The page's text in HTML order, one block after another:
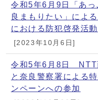
令和5年6月9日「あっ
良まもりたい」によ
における防犯啓発活動
[2023年10月6日]
令和5年6月8日 NTT
と奈良警察署による
ンペーンへの参加